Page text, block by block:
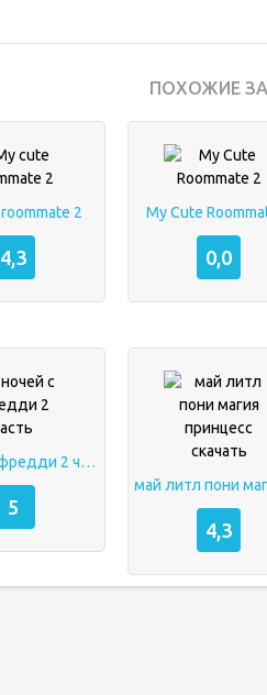
ПОХОЖИЕ
2
4,3
My Cute
0,0
5 ночей с фредди 2 часть
5
4,3